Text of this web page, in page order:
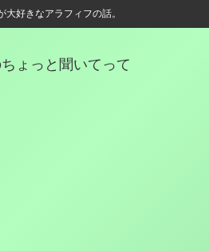
大好きなアラフィフの話。
ょっと聞いてって